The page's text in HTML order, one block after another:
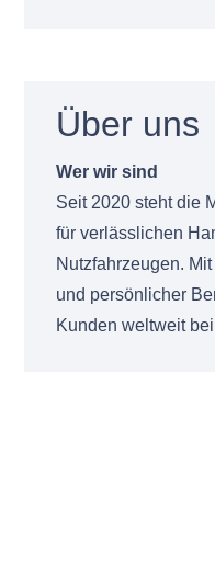
Über uns
Wer wir sind
Seit 2020 steht die
für verlässlichen
Nutzfahrzeugen.
und persönlicher
Kunden weltweit